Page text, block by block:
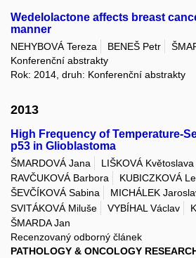
Wedelolactone affects breast
manner
NEHYBOVÁ Tereza BENEŠ Petr
Konferenční abstrakty
Rok: 2014, druh: Konferenční abstrakty
2013
High Frequency of Temperature-
p53 in Glioblastoma
ŠMARDOVÁ Jana
LIŠKOVÁ Květoslava
RAVČUKOVÁ Barbora
KUBICZKOVÁ
ŠEVČÍKOVÁ Sabina
MICHÁLEK
SVITÁKOVÁ Miluše
VYBÍHAL Václav
ŠMARDA Jan
Recenzovaný odborný článek
PATHOLOGY & ONCOLOGY